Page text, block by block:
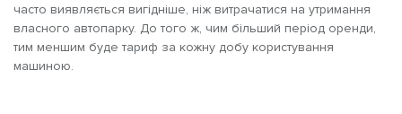
часто виявляється вигідніше, ніж витрачатися на утримання
власного автопарку. До того ж, чим більший період оренди,
тим меншим буде тариф за кожну добу користування
машиною.